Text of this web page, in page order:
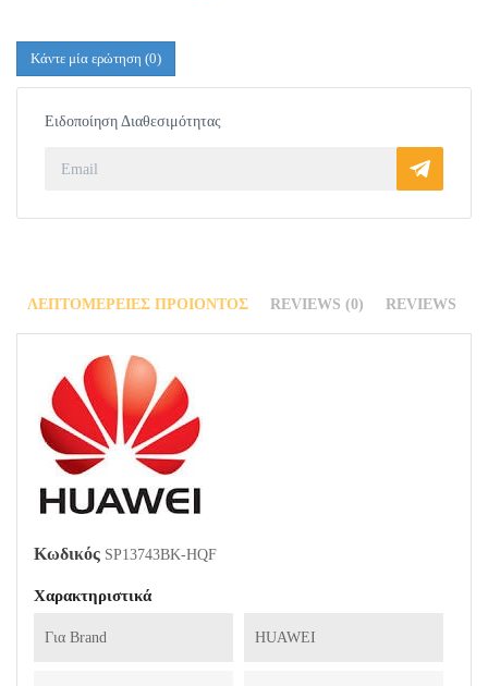
Κάντε μία ερώτηση (0)
Ειδοποίηση Διαθεσιμότητας
ΛΕΠΤΟΜΈΡΕΙΕΣ ΠΡΟΙΌΝΤΟΣ REVIEWS (0) REVIEWS
Κωδικός SP13743BK-HQF
Χαρακτηριστικά
Για Brand HUAWEI